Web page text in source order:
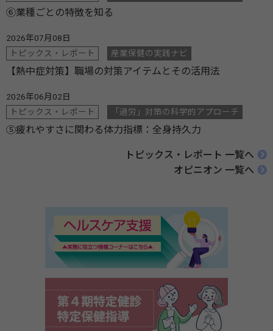
⑥業種ごとの特徴を知る
2026年07月08日
トピックス・レポート
産業保健の実践ナビ
【熱中症対策】職場の対策アイテムとその活用法
2026年06月02日
トピックス・レポート
「過労」対策の科学的アプローチ
⑤疲れやすさに関わる体力指標：全身持久力
トピックス・レポート 一覧へ
オピニオン 一覧へ